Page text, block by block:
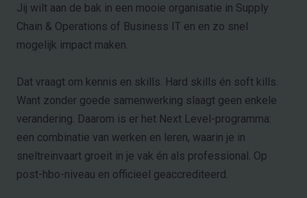
Jij wilt aan de bak in een mooie organisatie in Supply
Chain & Operations of Business IT en en zo snel
mogelijk impact maken.
Dat vraagt om kennis en skills. Hard skills én soft kills.
Want zonder goede samenwerking slaagt geen enkele
verandering. Daarom is er het Next Level-programma:
een combinatie van werken en leren, waarin je in
sneltreinvaart groeit in je vak én als professional. Op
post-hbo-niveau en officieel geaccrediteerd.